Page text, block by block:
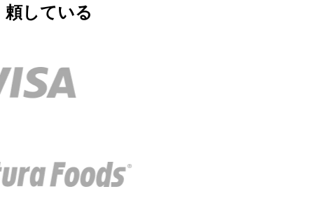
頼している